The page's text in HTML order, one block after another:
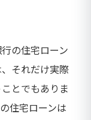
の住宅ローン
それだけ実際
とでもありま
住宅ローンは